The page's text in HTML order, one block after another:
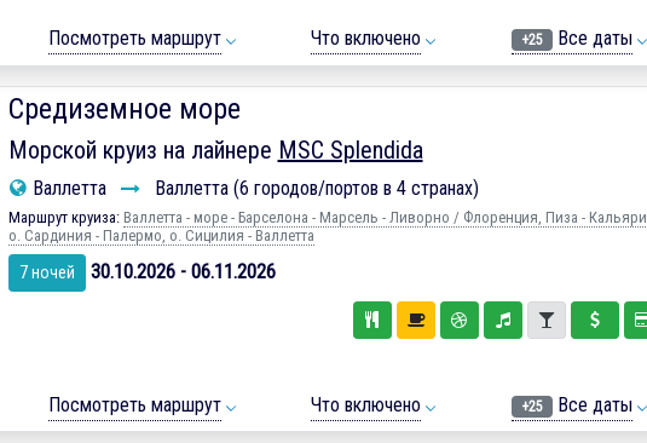
Посмотреть маршрут Что включено +25 Все даты
Средиземное море
Морской круиз на лайнере MSC Splendida
Валлетта Валлетта (6 городов/портов в 4 странах)
Маршрут круиза: Валлетта - море - Барселона - Марсель - Ливорно / Флоренция, Пиза - Кальяри,
о. Сардиния - Палермо, о. Сицилия - Валлетта
7 ночей 30.10.2026 - 06.11.2026
Посмотреть маршрут Что включено +25 Все даты